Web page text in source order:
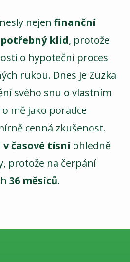
nejenfinanční
potřebný klid, protože
o hypoteční proces
rukou. Dnes je Zuzka
svého snu o vlastním
mě jako poradce
cenná zkušenost.
v časové tísni ohledně
protože na čerpání
36 měsíců.